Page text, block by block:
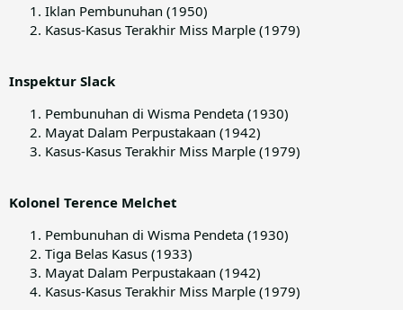
Iklan Pembunuhan (1950)
Kasus-Kasus Terakhir Miss Marple (1979)
Inspektur Slack
Pembunuhan di Wisma Pendeta (1930)
Mayat Dalam Perpustakaan (1942)
Kasus-Kasus Terakhir Miss Marple (1979)
Kolonel Terence Melchet
Pembunuhan di Wisma Pendeta (1930)
Tiga Belas Kasus (1933)
Mayat Dalam Perpustakaan (1942)
Kasus-Kasus Terakhir Miss Marple (1979)